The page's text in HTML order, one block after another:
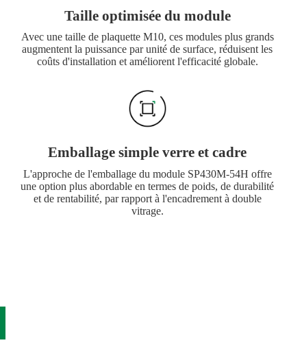
Taille optimisée du module
Avec une taille de plaquette M10, ces modules plus grands
augmentent la puissance par unité de surface, réduisent les
coûts d'installation et améliorent l'efficacité globale.
Emballage simple verre et cadre
L'approche de l'emballage du module SP430M-54H offre
une option plus abordable en termes de poids, de durabilité
et de rentabilité, par rapport à l'encadrement à double
vitrage.